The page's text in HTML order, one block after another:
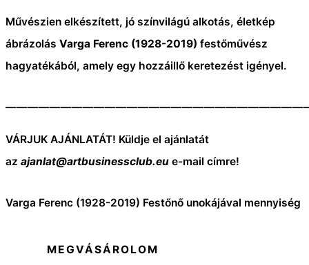
Művészien elkészített, jó színvilágú alkotás, életkép
ábrázolás Varga Ferenc (1928-2019) festőművész
hagyatékából, amely egy hozzáillő keretezést igényel.
VÁRJUK AJÁNLATÁT! Küldje el ajánlatát
az ajanlat@artbusinessclub.eu e-mail címre!
Varga Ferenc (1928-2019) Festőnő unokájával mennyiség
MEGVÁSÁROLOM